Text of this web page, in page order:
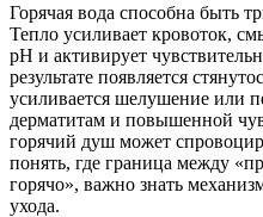
Горячая вода способна быть
Тепло усиливает кровоток,
pH и активирует
результате появляется
усиливается шелушение или
дерматитам и повышенной
горячий душ может
понять, где граница между
горячо», важно знать
ухода.